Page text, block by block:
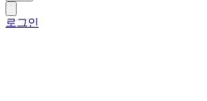
로그인